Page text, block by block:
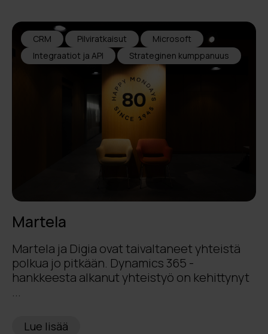
CRM Pilviratkaisut
Microsoft
Integraatiot ja API
Strateginen kumppanuus
Martela
Martela ja Digia ovat taivaltaneet yhteistä
polkua jo pitkään. Dynamics 365 -
hankkeesta alkanut yhteistyö on kehittynyt
...
Lue lisää